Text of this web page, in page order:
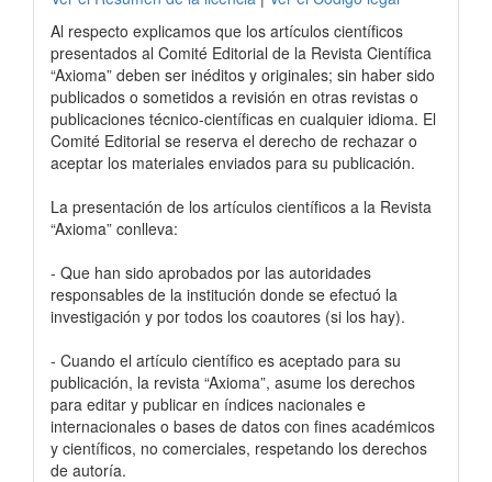
Al respecto explicamos que los artículos científicos
presentados al Comité Editorial de la Revista Científica
“Axioma” deben ser inéditos y originales; sin haber sido
publicados o sometidos a revisión en otras revistas o
publicaciones técnico-científicas en cualquier idioma. El
Comité Editorial se reserva el derecho de rechazar o
aceptar los materiales enviados para su publicación.
La presentación de los artículos científicos a la Revista
“Axioma” conlleva:
- Que han sido aprobados por las autoridades
responsables de la institución donde se efectuó la
investigación y por todos los coautores (si los hay).
- Cuando el artículo científico es aceptado para su
publicación, la revista “Axioma”, asume los derechos
para editar y publicar en índices nacionales e
internacionales o bases de datos con fines académicos
y científicos, no comerciales, respetando los derechos
de autoría.